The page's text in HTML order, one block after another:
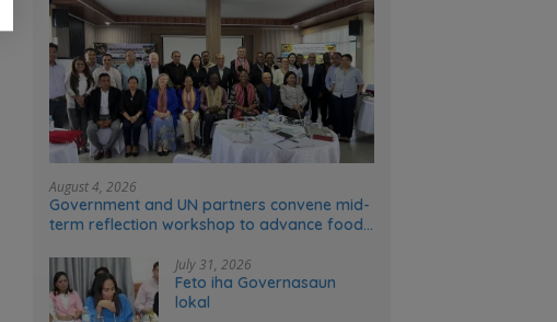
August 4, 2026
Government and UN partners convene mid-
term reflection workshop to advance food
July 31, 2026
Feto iha Governasaun
lokal